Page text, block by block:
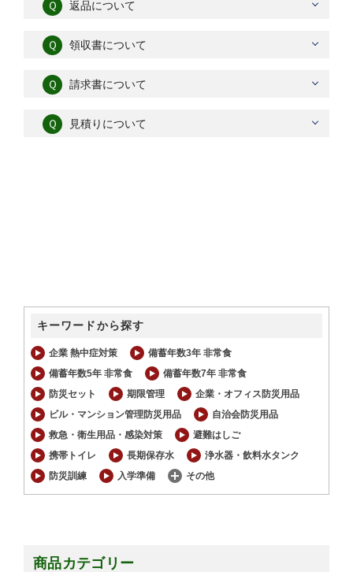
Ｑ 返品について
Ｑ 領収書について
Ｑ 請求書について
Ｑ 見積りについて
キーワードから探す
企業 熱中症対策
備蓄年数3年 非常食
備蓄年数5年 非常食
備蓄年数7年 非常食
防災セット
期限管理
企業・オフィス防災用品
ビル・マンション管理防災用品
自治会防災用品
救急・衛生用品・感染対策
避難はしご
携帯トイレ
長期保存水
浄水器・飲料水タンク
防災訓練
入学準備 その他
商品カテゴリー